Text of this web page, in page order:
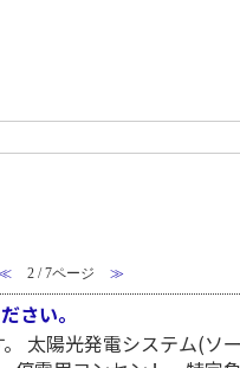
≪ 2 / 7ページ ≫
さい。
太陽光発電システム(ソ